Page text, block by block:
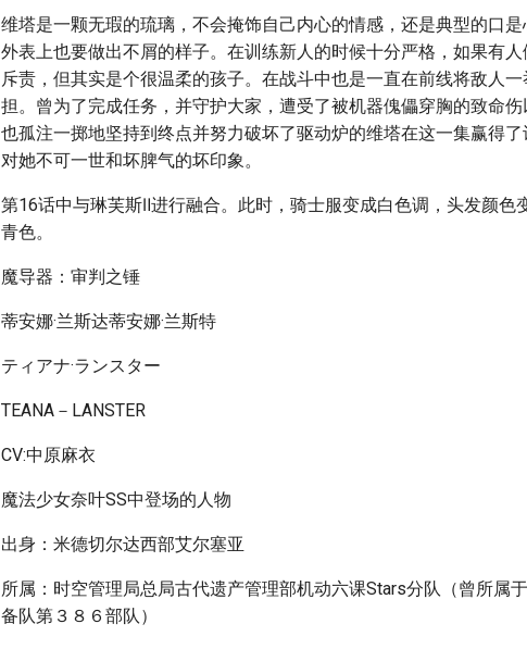
维塔是一颗无瑕的琉璃，不会掩饰自己内心的情感，还是典型的口是
外表上也要做出不屑的样子。在训练新人的时候十分严格，如果有
斥责，但其实是个很温柔的孩子。在战斗中也是一直在前线将敌人
担。曾为了完成任务，并守护大家，遭受了被机器傀儡穿胸的致命
也孤注一掷地坚持到终点并努力破坏了驱动炉的维塔在这一集赢得
对她不可一世和坏脾气的坏印象。
第16话中与琳芙斯Ⅱ进行融合。此时，骑士服变成白色调，头发颜色
青色。
魔导器：审判之锤
蒂安娜·兰斯达蒂安娜·兰斯特
ティアナ·ランスター
TEANA－LANSTER
CV:中原麻衣
魔法少女奈叶SS中登场的人物
出身：米德切尔达西部艾尔塞亚
所属：时空管理局总局古代遗产管理部机动六课Stars分队（曾所属
备队第３８６部队）